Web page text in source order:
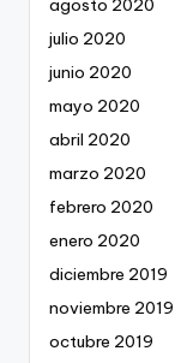
agosto 2020
julio 2020
junio 2020
mayo 2020
abril 2020
marzo 2020
febrero 2020
enero 2020
diciembre 2019
noviembre 2019
octubre 2019